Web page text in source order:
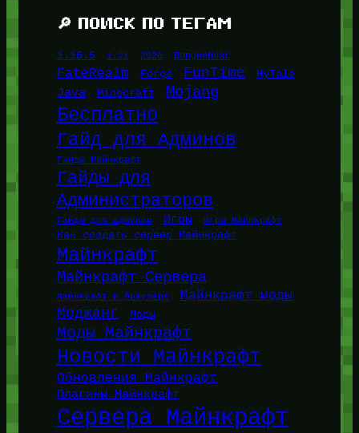
🔎 ПОИСК ПО ТЕГАМ
1.16.5 1.21 2026 BungeeHost
FateRealm Forge FunTime HyTale
Java Minecraft Mojang
Бесплатно
Гайд для Админов
Гайды Майнкрафт
Гайды для
Администраторов
Гайды для админов Игры Игры Майнкрафт
Как создать сервер Майнкрафт
Майнкрафт
Майнкрафт Сервера
Майнкрафт в браузере Майнкрафт моды
Моджанг Моды
Моды Майнкрафт
Новости Майнкрафт
Обновления Майнкрафт
Плагины Майнкрафт
Сервера Майнкрафт